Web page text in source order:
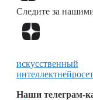
Следите за
Наши телеграм-
искусственный
интеллект